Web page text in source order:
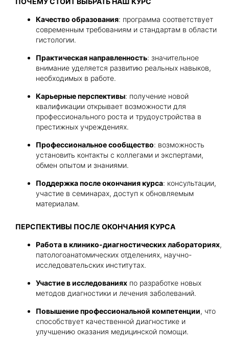
Качество образования: программа соответствует
современным требованиям и стандартам в области
гистологии.
Практическая направленность: значительное
внимание уделяется развитию реальных навыков,
необходимых в работе.
Карьерные перспективы: получение новой
квалификации открывает возможности для
профессионального роста и трудоустройства в
престижных учреждениях.
Профессиональное сообщество: возможность
установить контакты с коллегами и экспертами,
обмен опытом и знаниями.
Поддержка после окончания курса: консультации,
участие в семинарах, доступ к обновляемым
материалам.
ПЕРСПЕКТИВЫ ПОСЛЕ ОКОНЧАНИЯ КУРСА
Работа в клинико-диагностических лабораториях,
патологоанатомических отделениях, научно-
исследовательских институтах.
Участие в исследованиях по разработке новых
методов диагностики и лечения заболеваний.
Повышение профессиональной компетенции, что
способствует качественной диагностике и
улучшению оказания медицинской помощи.